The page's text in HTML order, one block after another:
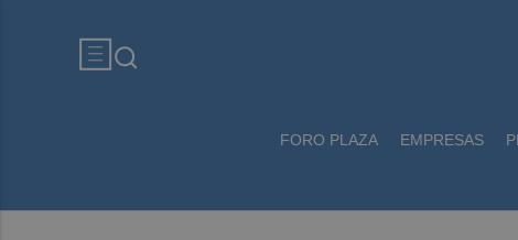
FORO PLAZA EMPRESAS